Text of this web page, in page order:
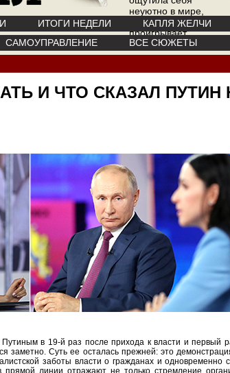
неуютно в мире,
где телевизор
проигрывает
интернету
ИТОГИ НЕДЕЛИ КАПЛЯ ЖЕЛЧИ
САМОУПРАВЛЕНИЕ
ВСЕ СЮЖЕТЫ
И ЧТО СКАЗАЛ ПУТИН
в 19-й раз после прихода к власти и первый
заметно. Суть ее осталась прежней: это
заботы власти о гражданах и одновременно
линии отражают не только стремление